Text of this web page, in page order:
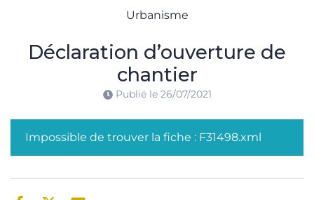
Urbanisme
Déclaration d’ouverture de
chantier
Publié le 26/07/2021
Impossible de trouver la fiche : F31498.xml